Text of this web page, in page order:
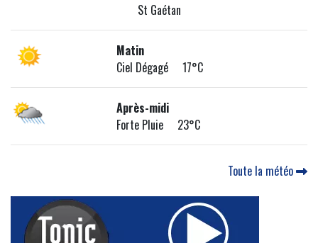
St Gaétan
Matin
Ciel Dégagé 17°C
Après-midi
Forte Pluie 23°C
Toute la météo